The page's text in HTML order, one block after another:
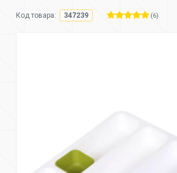
Код товара: 347239 (6)